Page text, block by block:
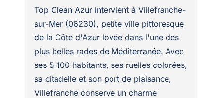
Top Clean Azur intervient à Villefranche-
sur-Mer (06230), petite ville pittoresque
de la Côte d'Azur lovée dans l'une des
plus belles rades de Méditerranée. Avec
ses 5 100 habitants, ses ruelles colorées,
sa citadelle et son port de plaisance,
Villefranche conserve un charme